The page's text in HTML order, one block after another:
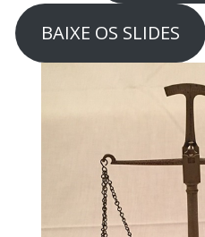
BAIXE OS SLIDES